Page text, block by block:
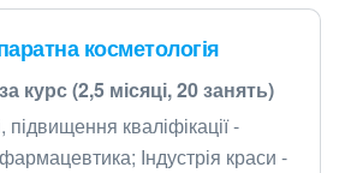
косметологія
курс (2,5 місяці, 20 занять)
підвищення кваліфікації -
Індустрія краси -